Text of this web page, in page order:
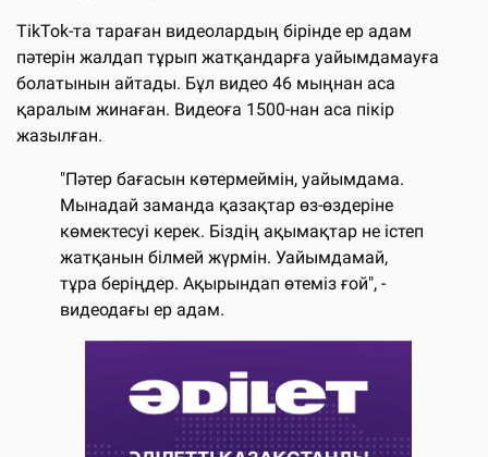
TikTok-та тараған видеолардың бірінде ер адам
пәтерін жалдап тұрып жатқандарға уайымдамауға
болатынын айтады. Бұл видео 46 мыңнан аса
қаралым жинаған. Видеоға 1500-нан аса пікір
жазылған.
"Пәтер бағасын көтермеймін, уайымдама.
Мынадай заманда қазақтар өз-өздеріне
көмектесуі керек. Біздің ақымақтар не істеп
жатқанын білмей жүрмін. Уайымдамай,
тұра беріңдер. Ақырындап өтеміз ғой", -
видеодағы ер адам.